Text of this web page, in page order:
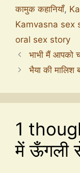
कामुक कहानियाँ,
Kamvasna sex
oral sex story
भाभी मैं आपको
भैया की मालिश
1
में ऊँगली